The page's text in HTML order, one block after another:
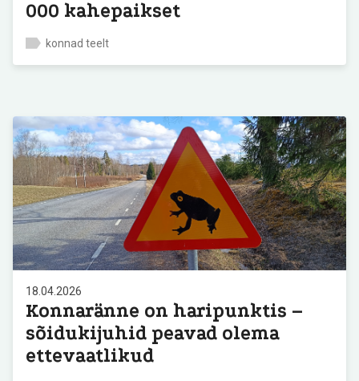
000 kahepaikset
konnad teelt
18.04.2026
Konnaränne on haripunktis –
sõidukijuhid peavad olema
ettevaatlikud